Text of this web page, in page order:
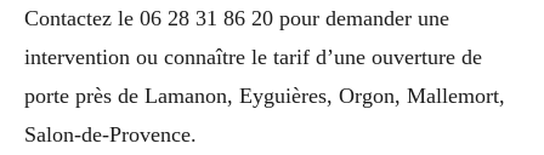
Contactez le 06 28 31 86 20 pour demander une
intervention ou connaître le tarif d’une ouverture de
porte près de Lamanon, Eyguières, Orgon, Mallemort,
Salon-de-Provence.